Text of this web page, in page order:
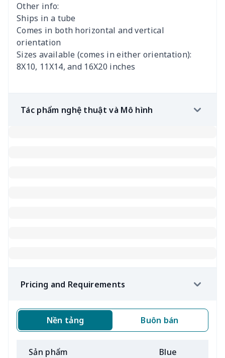
Other info:
Ships in a tube
Comes in both horizontal and vertical
orientation
Sizes available (comes in either orientation):
8X10, 11X14, and 16X20 inches
Tác phẩm nghệ thuật và Mô hình
Pricing and Requirements
Nền tảng Buôn bán
Sản phẩm Blue